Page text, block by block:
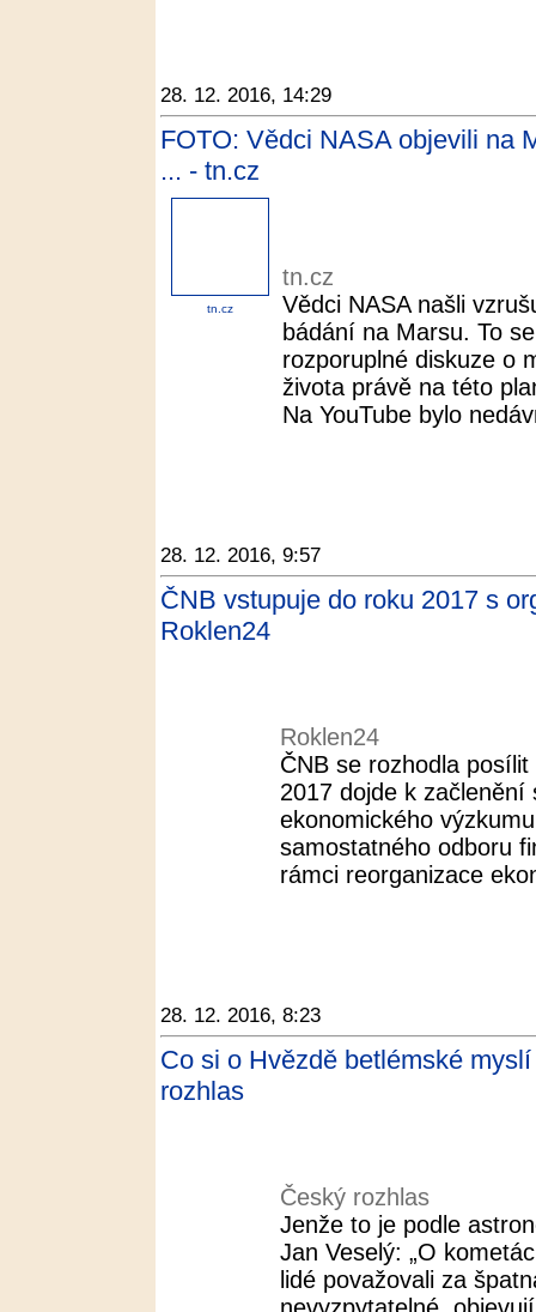
28. 12. 2016, 14:29
FOTO: Vědci NASA objevili na
... - tn.cz
tn.cz
tn.cz
Vědci NASA našli
bádání na Marsu. To
rozporuplné diskuze o
života právě na této
Na YouTube bylo
28. 12. 2016, 9:57
ČNB vstupuje do roku 2017 s
Roklen24
Roklen24
ČNB se rozhodla
2017 dojde k
ekonomického
samostatného odboru
rámci reorganizace
28. 12. 2016, 8:23
Co si o Hvězdě betlémské
rozhlas
Český rozhlas
Jenže to je podle
Jan Veselý: „O
lidé považovali za